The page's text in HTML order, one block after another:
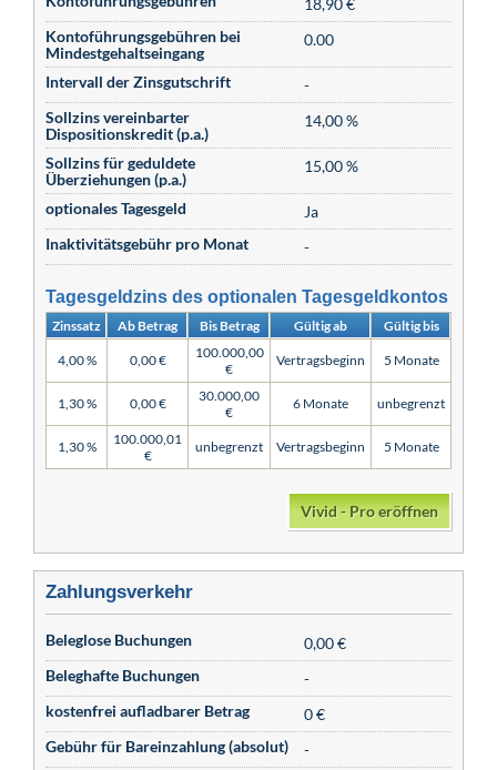
18,90 €
Kontoführungsgebühren bei
Mindestgehaltseingang
0.00
Intervall der Zinsgutschrift
-
Sollzins vereinbarter
Dispositionskredit (p.a.)
14,00 %
Sollzins für geduldete
Überziehungen (p.a.)
15,00 %
optionales Tagesgeld
Ja
Inaktivitätsgebühr pro Monat
-
Tagesgeldzins des optionalen Tagesgeldkontos
Zinssatz Ab Betrag Bis Betrag Gültig ab Gültig bis
4,00 % 0,00 €
100.000,00
€
Vertragsbeginn 5 Monate
1,30 % 0,00 €
30.000,00
€
6 Monate unbegrenzt
1,30 %
100.000,01
€
unbegrenzt Vertragsbeginn 5 Monate
Vivid - Pro eröffnen
Zahlungsverkehr
Beleglose Buchungen
0,00 €
Beleghafte Buchungen
-
kostenfrei aufladbarer Betrag
0 €
Gebühr für Bareinzahlung (absolut)
-